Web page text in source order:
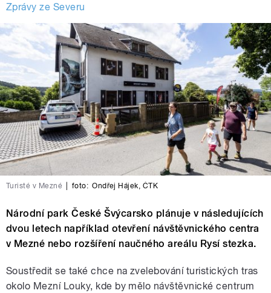
Zprávy ze Severu
Turisté v Mezné foto: Ondřej Hájek, ČTK
Národní park České Švýcarsko plánuje v následujících
dvou letech například otevření návštěvnického centra
v Mezné nebo rozšíření naučného areálu Rysí stezka.
Soustředit se také chce na zvelebování turistických tras
okolo Mezní Louky, kde by mělo návštěvnické centrum